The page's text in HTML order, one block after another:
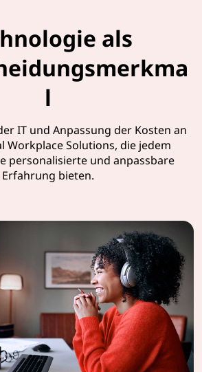
als
l
IT und Anpassung der Kosten an
Workplace Solutions, die jedem
personalisierte und anpassbare
Erfahrung bieten.